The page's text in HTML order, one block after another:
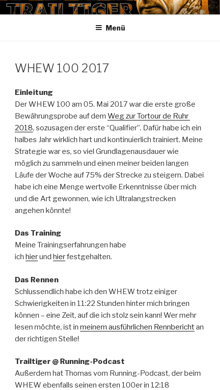
Zum
InhaltTRAILTIGER
Menü
WHEW 100 2017
Einleitung
Der WHEW 100 am 05. Mai 2017 war die erste große
Bewährungsprobe auf dem Weg zur Tortour de Ruhr
2018, sozusagen der erste “Qualifier”. Dafür habe ich ein
halbes Jahr wirklich hart und kontinuierlich trainiert. Meine
Strategie war es, so viel Grundlagenausdauer wie
möglich zu sammeln und einen meiner beiden langen
Läufe der Woche auf 75% der Strecke zu steigern. Dabei
habe ich eine Menge wertvolle Erkenntnisse über mich
und die Art gewonnen, wie ich Ultralangstrecken
angehen könnte!
Das Training
Meine Trainingserfahrungen habe
ich hierund hierfestgehalten.
Das Rennen
Schlussendlich habe ich den WHEW trotz einiger
Schwierigkeiten in 11:22 Stunden hinter mich bringen
können – eine Zeit, auf die ich stolz sein kann! Wer mehr
lesen möchte, ist in meinem ausführlichen Rennberichtan
der richtigen Stelle!
Trailtiger @ Running-Podcast
Außerdem hat Thomas vom Running-Podcast, der beim
WHEW ebenfalls seinen ersten 100er in 12:18